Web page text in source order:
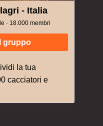
- Italia
· 18.000 membri
gruppo
la tua
cacciatori e